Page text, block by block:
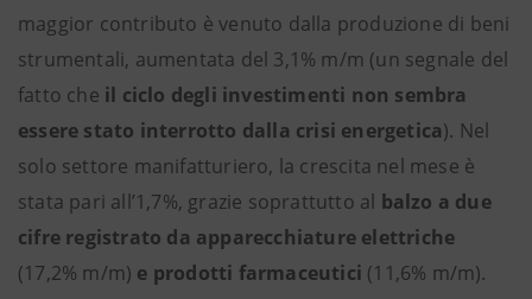
maggior contributo è venuto dalla produzione di beni
strumentali, aumentata del 3,1% m/m (un segnale del
fatto che il ciclo degli investimenti non sembra
essere stato interrotto dalla crisi energetica). Nel
solo settore manifatturiero, la crescita nel mese è
stata pari all’1,7%, grazie soprattutto al balzo a due
cifre registrato da apparecchiature elettriche
(17,2% m/m) e prodotti farmaceutici (11,6% m/m).